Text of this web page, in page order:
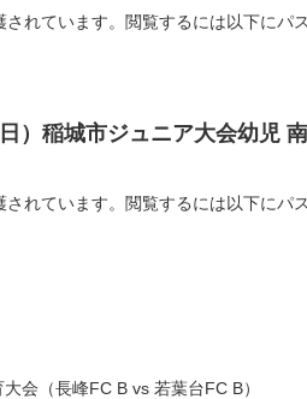
れています。閲覧するには以下にパ
）稲城市ジュニア大会幼児
れています。閲覧するには以下にパ
会（長峰FC B vs 若葉台FC B）